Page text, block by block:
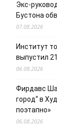
Экс-
Бустона
07.08.2026
Институт
выпустил
06.08.2026
Фирдавс
город“ в
поэтапно»
06.08.2026